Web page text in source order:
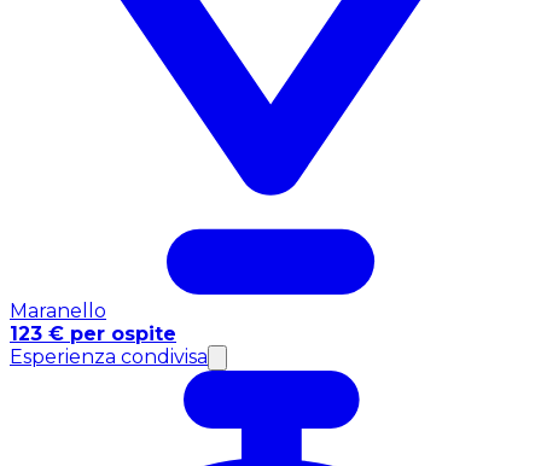
Maranello
123 € per ospite
Esperienza condivisa